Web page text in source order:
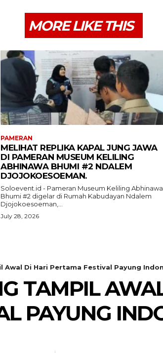
MORE LIKE THIS
PAMERAN
MELIHAT REPLIKA KAPAL JUNG JAWA
DI PAMERAN MUSEUM KELILING
ABHINAWA BHUMI #2 NDALEM
DJOJOKOESOEMAN.
Soloevent.id - Pameran Museum Keliling Abhinawa
Bhumi #2 digelar di Rumah Kabudayan Ndalem
Djojokoesoeman,...
July 28, 2026